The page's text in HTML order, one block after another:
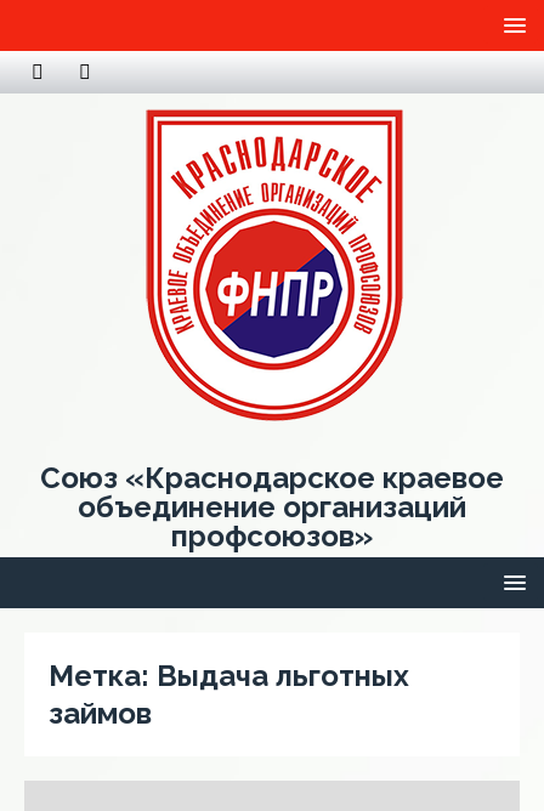
Союз «Краснодарское краевое
объединение организаций
профсоюзов»
Метка: Выдача льготных
займов